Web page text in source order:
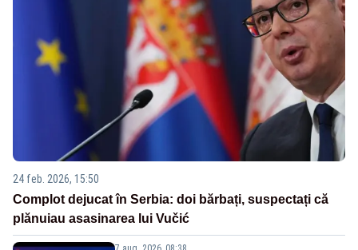
24 feb. 2026, 15:50
Complot dejucat în Serbia: doi bărbați, suspectați că
plănuiau asasinarea lui Vučić